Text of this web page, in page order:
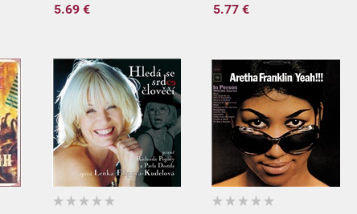
5.69 € 5.77 €